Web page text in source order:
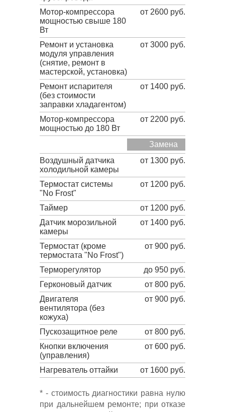
Мотор-компрессора
мощностью свыше 180
Вт
от 2600 руб.
Ремонт и установка
модуля управления
(снятие, ремонт в
мастерской, установка)
от 3000 руб.
Ремонт испарителя
(без стоимости
заправки хладагентом)
от 1400 руб.
Мотор-компрессора
мощностью до 180 Вт
от 2200 руб.
Замена
Воздушный датчика
холодильной камеры
от 1300 руб.
Термостат системы
"No Frost"
от 1200 руб.
Таймер
от 1200 руб.
Датчик морозильной
камеры
от 1400 руб.
Термостат (кроме
термостата "No Frost")
от 900 руб.
Терморегулятор
до 950 руб.
Герконовый датчик
от 800 руб.
Двигателя
вентилятора (без
кожуха)
от 900 руб.
Пускозащитное реле
от 800 руб.
Кнопки включения
(управления)
от 600 руб.
Нагреватель оттайки от 1600 руб.
* - стоимость диагностики равна нулю
при дальнейшем ремонте; при отказе